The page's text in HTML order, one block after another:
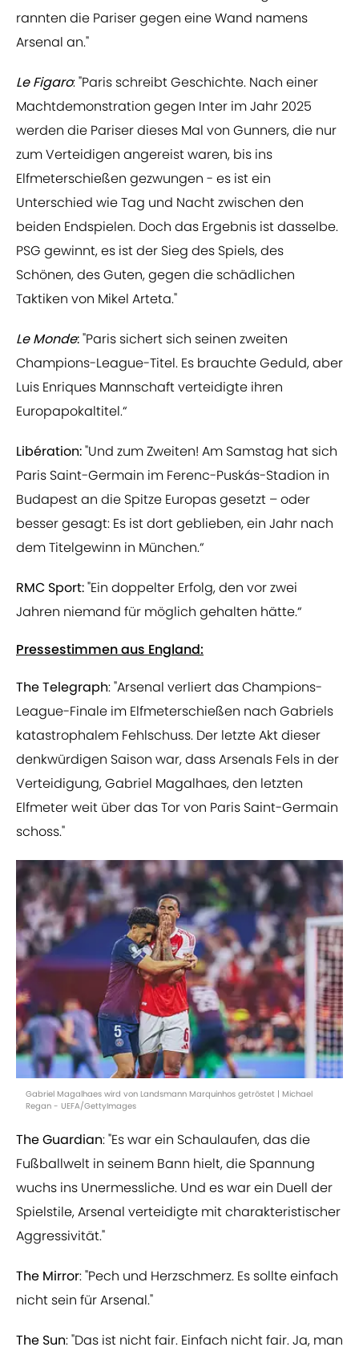
rannten die Pariser gegen eine Wand namens
Arsenal an."
Le Figaro: "Paris schreibt Geschichte. Nach einer
Machtdemonstration gegen Inter im Jahr 2025
werden die Pariser dieses Mal von Gunners, die nur
zum Verteidigen angereist waren, bis ins
Elfmeterschießen gezwungen - es ist ein
Unterschied wie Tag und Nacht zwischen den
beiden Endspielen. Doch das Ergebnis ist dasselbe.
PSG gewinnt, es ist der Sieg des Spiels, des
Schönen, des Guten, gegen die schädlichen
Taktiken von Mikel Arteta."
Le Monde:"Paris sichert sich seinen zweiten
Champions-League-Titel. Es brauchte Geduld, aber
Luis Enriques Mannschaft verteidigte ihren
Europapokaltitel.“
Libération:"Und zum Zweiten! Am Samstag hat sich
Paris Saint-Germain im Ferenc-Puskás-Stadion in
Budapest an die Spitze Europas gesetzt – oder
besser gesagt: Es ist dort geblieben, ein Jahr nach
dem Titelgewinn in München.“
RMC Sport:"Ein doppelter Erfolg, den vor zwei
Jahren niemand für möglich gehalten hätte.“
Pressestimmen aus England:
The Telegraph: "Arsenal verliert das Champions-
League-Finale im Elfmeterschießen nach Gabriels
katastrophalem Fehlschuss. Der letzte Akt dieser
denkwürdigen Saison war, dass Arsenals Fels in der
Verteidigung, Gabriel Magalhaes, den letzten
Elfmeter weit über das Tor von Paris Saint-Germain
schoss."
Gabriel Magalhaes wird von Landsmann Marquinhos getröstet | Michael
Regan - UEFA/GettyImages
The Guardian: "Es war ein Schaulaufen, das die
Fußballwelt in seinem Bann hielt, die Spannung
wuchs ins Unermessliche. Und es war ein Duell der
Spielstile, Arsenal verteidigte mit charakteristischer
Aggressivität."
The Mirror: "Pech und Herzschmerz. Es sollte einfach
nicht sein für Arsenal."
The Sun: "Das ist nicht fair. Einfach nicht fair. Ja, man